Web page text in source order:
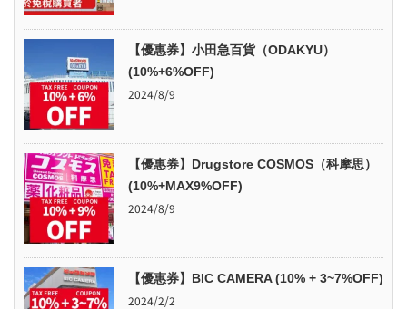
【優惠券】小田急百貨（ODAKYU）
(10%+6%OFF)
2024/8/9
【優惠券】Drugstore COSMOS（科摩思）
(10%+MAX9%OFF)
2024/8/9
【優惠券】BIC CAMERA (10% + 3~7%OFF)
2024/2/2